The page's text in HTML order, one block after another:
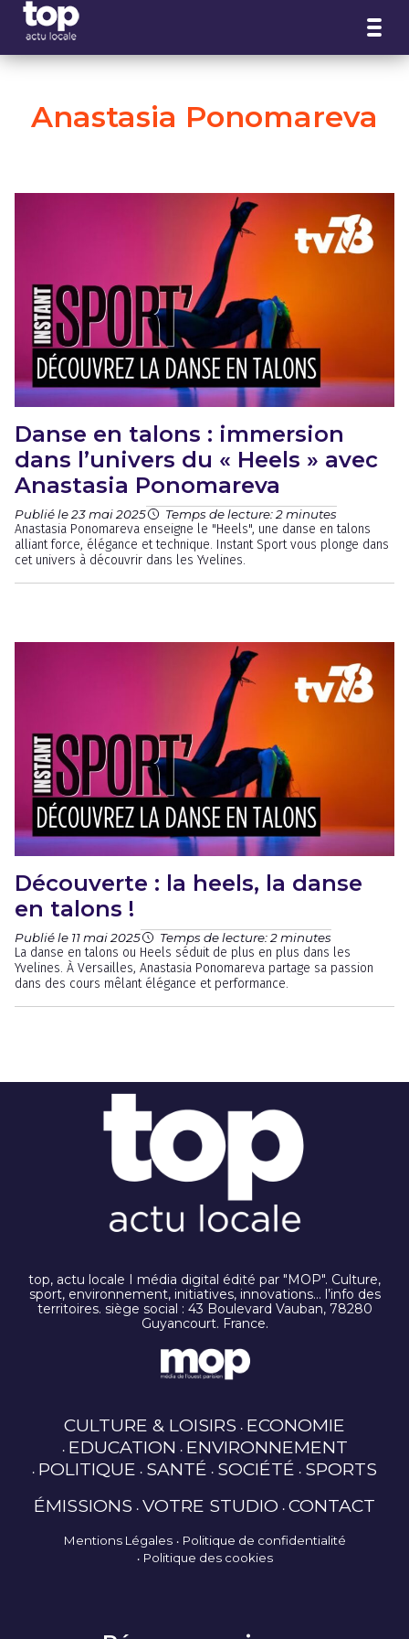
Anastasia Ponomareva
Danse en talons : immersion
dans l’univers du « Heels » avec
Anastasia Ponomareva
Publié le 23 mai 2025 Temps de lecture: 2 minutes
Anastasia Ponomareva enseigne le "Heels", une danse en talons
alliant force, élégance et technique. Instant Sport vous plonge dans
cet univers à découvrir dans les Yvelines.
Découverte : la heels, la danse
en talons !
Publié le 11 mai 2025 Temps de lecture: 2 minutes
La danse en talons ou Heels séduit de plus en plus dans les
Yvelines. À Versailles, Anastasia Ponomareva partage sa passion
dans des cours mêlant élégance et performance.
top, actu locale I média digital édité par "MOP". Culture,
sport, environnement, initiatives, innovations… l’info des
territoires. siège social : 43 Boulevard Vauban, 78280
Guyancourt. France.
CULTURE & LOISIRS ECONOMIE
EDUCATION ENVIRONNEMENT
POLITIQUE SANTÉ SOCIÉTÉ SPORTS
ÉMISSIONS VOTRE STUDIO CONTACT
Mentions Légales
Politique de confidentialité
Politique des cookies
Panneau de gestion des cookies